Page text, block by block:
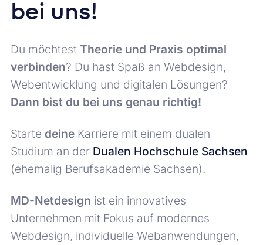
bei uns!
Du möchtest Theorie und Praxis optimal
verbinden? Du hast Spaß an Webdesign,
Webentwicklung und digitalen Lösungen?
Dann bist du bei uns genau richtig!
Starte deine Karriere mit einem dualen
Studium an der Dualen Hochschule Sachsen
(ehemalig Berufsakademie Sachsen).
MD-Netdesign ist ein innovatives
Unternehmen mit Fokus auf modernes
Webdesign, individuelle Webanwendungen,